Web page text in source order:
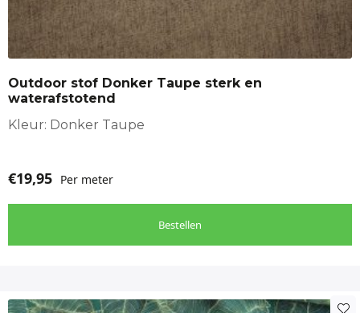
Outdoor stof Donker Taupe sterk en
waterafstotend
Kleur: Donker Taupe
€19,95 Per meter
Bestellen